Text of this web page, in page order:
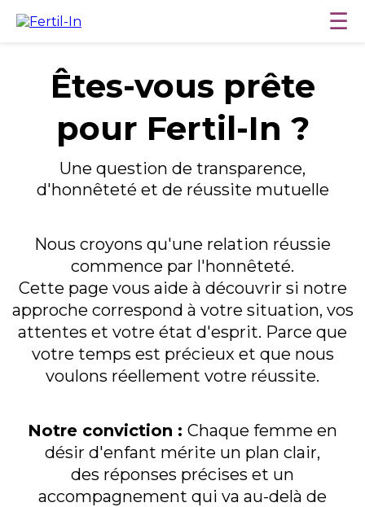
☰
Êtes-vous prête
pour Fertil-In ?
Une question de transparence,
d'honnêteté et de réussite mutuelle
Nous croyons qu'une relation réussie
commence par l'honnêteté.
Cette page vous aide à découvrir si notre
approche correspond à votre situation, vos
attentes et votre état d'esprit. Parce que
votre temps est précieux et que nous
voulons réellement votre réussite.
Notre conviction : Chaque femme en
désir d'enfant mérite un plan clair,
des réponses précises et un
accompagnement qui va au-delà de